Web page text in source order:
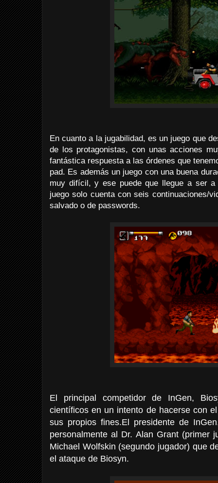
En cuanto a la jugabilidad, es un juego que
de los protagonistas, con unas acciones
fantástica respuesta a las órdenes que
pad. Es además un juego con una buena
muy difícil, y ese puede que llegue a ser a
juego solo cuenta con seis continuaciones/
salvado o de passwords.
El principal competidor de InGen,
científicos en un intento de hacerse con
sus propios fines.El
presidente de
personalmente al Dr. Alan Grant (primer
Michael Wolfskin (segundo jugador) que
el ataque de Biosyn.